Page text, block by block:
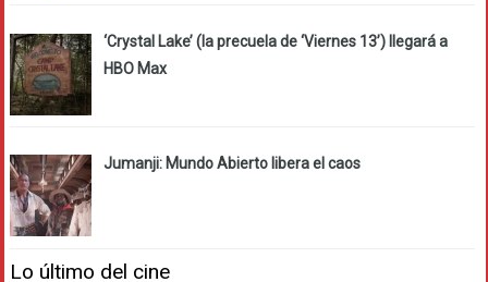
‘Crystal Lake’ (la precuela de ‘Viernes 13’) llegará a
HBO Max
Jumanji: Mundo Abierto libera el caos
Lo último del cine